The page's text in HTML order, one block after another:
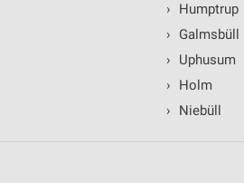
›
Humptrup
›
Galmsbüll
›
Uphusum
›
Holm
›
Niebüll